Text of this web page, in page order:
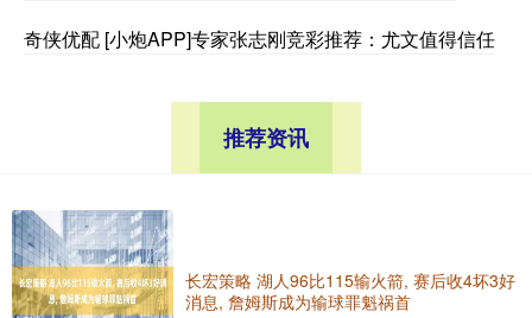
奇侠优配 [小炮APP]专家张志刚竞彩推荐：尤文值得信任
推荐资讯
长宏策略 湖人96比115输火箭, 赛后收4坏3好
消息, 詹姆斯成为输球罪魁祸首